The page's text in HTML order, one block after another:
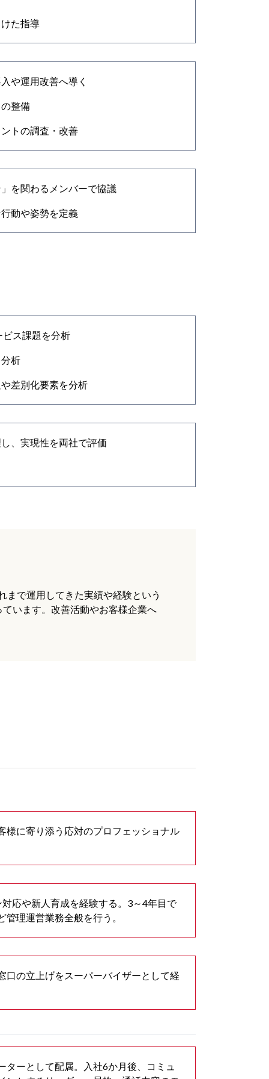
た指導
や運用改善へ導く
整備
トの調査・改善
を関わるメンバーで協議
動や姿勢を定義
ス課題を分析
析
差別化要素を分析
、実現性を両社で評価
で運用してきた実績や経験という
います。改善活動やお客様企業へ
様に寄り添う応対のプロフェッショナル
応や新人育成を経験する。3～4年目で
理運営業務全般を行う。
口の立上げをスーパーバイザーとして経
ーとして配属。入社6か月後、コミュ